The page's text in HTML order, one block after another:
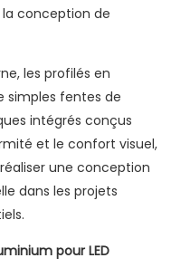
les profilés en
simples fentes de
intégrés conçus
et le confort visuel,
une conception
dans les projets
pour LED